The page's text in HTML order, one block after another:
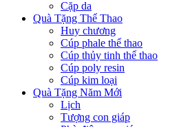
Cặp da
Quà Tặng Thể Thao
Huy chương
Cúp phale thể thao
Cúp thủy tinh thể thao
Cúp poly resin
Cúp kim loại
Quà Tặng Năm Mới
Lịch
Tượng con giáp